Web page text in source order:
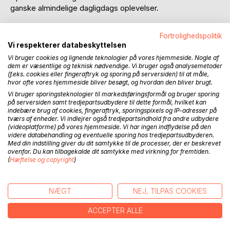
ganske almindelige dagligdags oplevelser.
dagligdags, og kun oplevelser der sjældent forekommer.
Ofte er oplevelserne ikke beskrevet fuldt ud, eller helt til
bunds.
Dette med baggrund i almindelig pli samt, at det er vigtigt
tavshedspligten overholdes.
Oplevelserne i sig selv kan være hårde.
Dårlig ledelse forstærker den grad hvorpå de påvirker og
skader.
Mange af oplevelserne kan isoleret set, udløse PTSD.
Manglende anerkendelse, for udført arbejde og dårligt
Bliver beslutninger og handlinger, der er udført i en
redningsindsats, bebrejdet øger det belastningen og
Fortrolighedspolitik
Vi respekterer databeskyttelsen
Vi bruger cookies og lignende teknologier på vores hjemmeside. Nogle af
dem er væsentlige og teknisk nødvendige. Vi bruger også analysemetoder
(f.eks. cookies eller fingeraftryk og sporing på serversiden) til at måle,
hvor ofte vores hjemmeside bliver besøgt, og hvordan den bliver brugt.
Vi bruger sporingsteknologier til markedsføringsformål og bruger sporing
på serversiden samt tredjepartsudbydere til dette formål, hvilket kan
indebære brug af cookies, fingeraftryk, sporingspixels og IP-adresser på
tværs af enheder. Vi indlejrer også tredjepartsindhold fra andre udbydere
(videoplatforme) på vores hjemmeside. Vi har ingen indflydelse på den
videre databehandling og eventuelle sporing hos tredjepartsudbyderen.
Med din indstilling giver du dit samtykke til de processer, der er beskrevet
ovenfor. Du kan tilbagekalde dit samtykke med virkning for fremtiden.
(Hæftelse og copyright)
NÆGT NEJ, TILPAS COOKIES
ACCEPTER ALLE